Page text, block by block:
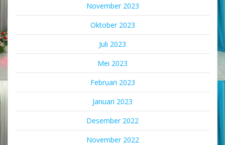
November 2023
Oktober 2023
Juli 2023
Mei 2023
Februari 2023
Januari 2023
Desember 2022
November 2022